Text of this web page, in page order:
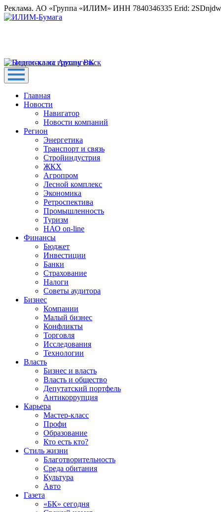
Реклама. АО «Группа «ИЛИМ» ИНН 7840346335 Erid:
Главная
Новости
Навигатор
Новости компаний
Регион
Энергетика
Транспорт и связь
Стройиндустрия
ЖКХ
Агропром
Лесной комплекс
Экономика
Ретроспектива
Промышленность
Туризм
НАО on-line
Финансы
Бюджет
Инвестиции
Банки
Страхование
Налоги
Советы аудитора
Бизнес
Компании
Малый бизнес
Конфликты
Торговля
Исследования
Технологии
Власть
Бизнес и власть
Власть и общество
Депутатский портфель
Антикоррупция
Карьера
Мастер-класс
Профи
Образование
Кто есть кто?
Стиль жизни
Благотворительность
Среда обитания
Культура
Авто
Газета
«БК» сегодня